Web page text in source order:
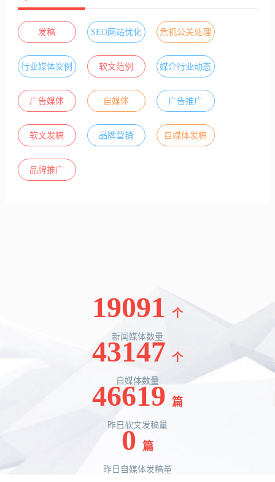
发稿 SEO网站优化 危机公关处理
行业媒体案例 软文范例 媒介行业动态
广告媒体 自媒体 广告推广
软文发稿 品牌营销 自媒体发稿
品牌推广
19091 个
新闻媒体数量
43147 个
自媒体数量
46619 篇
昨日软文发稿量
0 篇
昨日自媒体发稿量